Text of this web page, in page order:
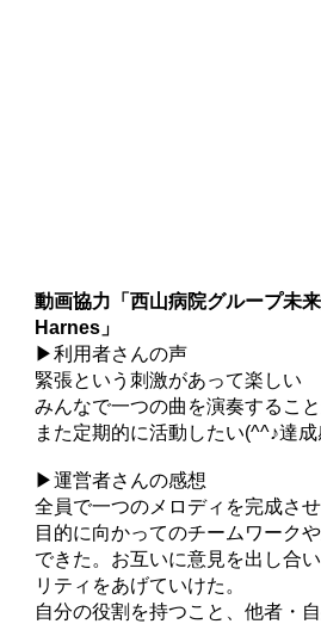
動画協力「西山病院グループ未
Harnes」
▶利用者さんの声
緊張という刺激があって楽しい
みんなで一つの曲を演奏するこ
また定期的に活動したい(^^♪達
▶運営者さんの感想
全員で一つのメロディを完成さ
目的に向かってのチームワーク
できた。お互いに意見を出し合
リティをあげていけた。
自分の役割を持つこと、他者・